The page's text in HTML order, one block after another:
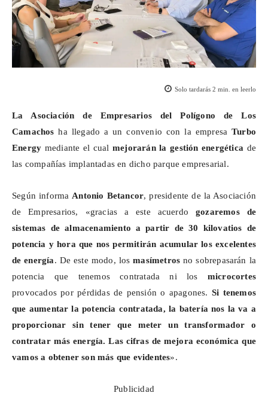
Solo tardarás 2 min. en leerlo
La Asociación de Empresarios del Polígono de Los
Camachos ha llegado a un convenio con la empresa Turbo
Energy mediante el cual mejorarán la gestión energética de
las compañías implantadas en dicho parque empresarial.
Según informa Antonio Betancor, presidente de la Asociación
de Empresarios, «gracias a este acuerdo gozaremos de
sistemas de almacenamiento a partir de 30 kilovatios de
potencia y hora que nos permitirán acumular los excelentes
de energía. De este modo, losmasímetros no sobrepasarán la
potencia que tenemos contratada ni los microcortes
provocados por pérdidas de pensión o apagones. Si tenemos
que aumentar la potencia contratada, la batería nos la va a
proporcionar sin tener que meter un transformador o
contratar más energía. Las cifras de mejora económica que
vamos a obtener son más que evidentes».
Publicidad